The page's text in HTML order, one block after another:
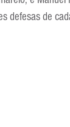
Escola Americana
defesas de